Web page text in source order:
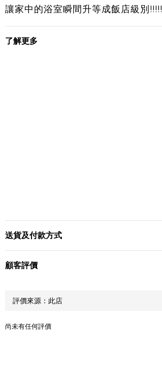
讓家中的浴室瞬間升等成飯店級別!!!!!
了解更多
送貨及付款方式
顧客評價
尚未有任何評價